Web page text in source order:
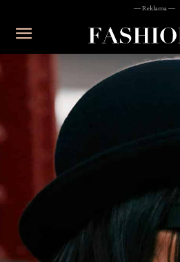
― Reklama ―